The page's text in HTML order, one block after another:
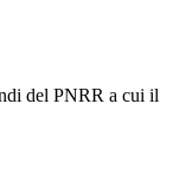
del PNRR a cui il